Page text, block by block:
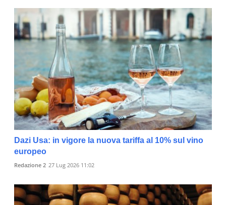
Dazi Usa: in vigore la nuova tariffa al 10% sul vino
europeo
Redazione 2 27 Lug 2026 11:02